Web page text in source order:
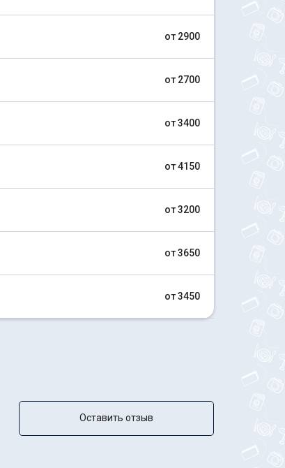
от 2900
от 2700
от 3400
от 4150
от 3200
от 3650
от 3450
Оставить отзыв